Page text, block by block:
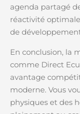
agenda partagé
réactivité
de
En conclusion, la
comme Direct
avantage
moderne. Vous
physiques et des